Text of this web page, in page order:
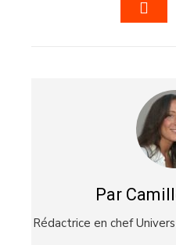
Par
Rédactrice en chef